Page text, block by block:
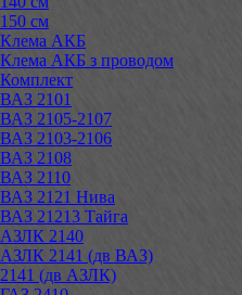
150 см
Клема АКБ
Клема АКБ з проводом
Комплект
ВАЗ 2101
ВАЗ 2105-2107
ВАЗ 2103-2106
ВАЗ 2108
ВАЗ 2110
ВАЗ 2121 Нива
ВАЗ 21213 Тайга
АЗЛК 2140
АЗЛК 2141 (дв ВАЗ)
2141 (дв АЗЛК)